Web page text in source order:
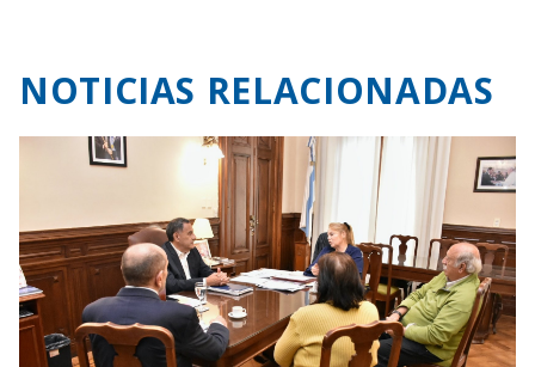
NOTICIAS RELACIONADAS